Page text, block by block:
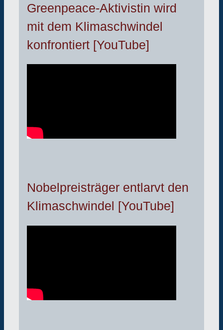
Greenpeace-Aktivistin wird
mit dem Klimaschwindel
konfrontiert [YouTube]
Nobelpreisträger entlarvt den
Klimaschwindel [YouTube]